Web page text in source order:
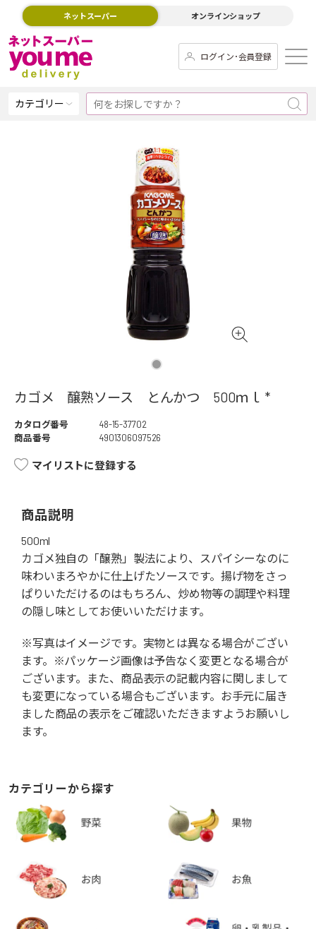
ネットスーパー オンラインショップ
ログイン･会員登録
カテゴリー
カゴメ 醸熟ソース とんかつ 500ｍｌ *
カタログ番号
48-15-37702
商品番号
4901306097526
マイリストに登録する
商品説明
500ml
カゴメ独自の「醸熟」製法により、スパイシーなのに
味わいまろやかに仕上げたソースです。揚げ物をさっ
ぱりいただけるのはもちろん、炒め物等の調理や料理
の隠し味としてお使いいただけます。
※写真はイメージです。実物とは異なる場合がござい
ます。※パッケージ画像は予告なく変更となる場合が
ございます。また、商品表示の記載内容に関しまして
も変更になっている場合もございます。お手元に届き
ました商品の表示をご確認いただきますようお願いし
ます。
カテゴリーから探す